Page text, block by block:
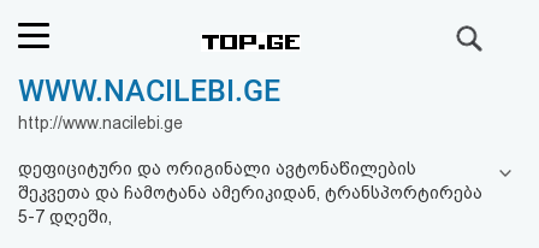
რეიტინგი
ფოსტა
WWW.NACILEBI.GE
http://www.nacilebi.ge
დეფიციტური და ორიგინალი ავტონაწილების
შეკვეთა და ჩამოტანა ამერიკიდან, ტრანსპორტირება
5-7 დღეში,